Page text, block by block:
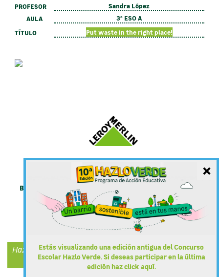
Estás visualizando una edición antigua del Concurso
Escolar Hazlo Verde. Si deseas participar en la última
edición haz click aquí.
×
PROFESOR
Sandra López
AULA
3º ESO A
TÍTULO
Put waste in the right place!
Bases del concurso Política de Cookies
Aviso Legal
Mapa web
Preguntas Frecuentes
Contacto
Política de Privacidad
Hazlo Verde forma parte de Leroy Merlin
@ LEROY MERLIN 2026